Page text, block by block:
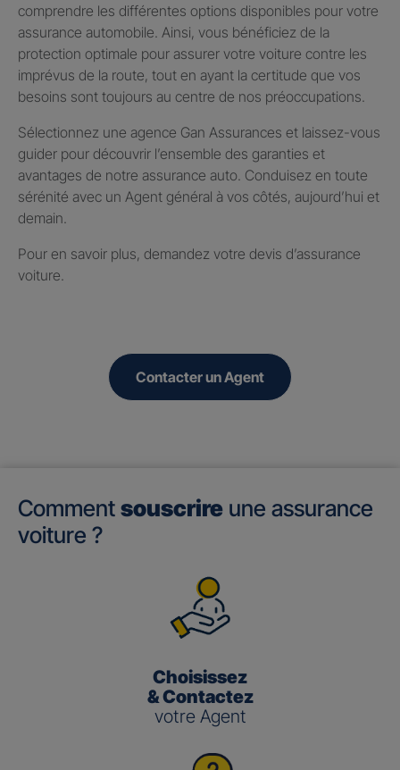
comprendre les différentes options disponibles pour votre
assurance automobile. Ainsi, vous bénéficiez de la
protection optimale pour assurer votre voiture contre les
imprévus de la route, tout en ayant la certitude que vos
besoins sont toujours au centre de nos préoccupations.
Sélectionnez une agence Gan Assurances et laissez-vous
guider pour découvrir l’ensemble des garanties et
avantages de notre assurance auto. Conduisez en toute
sérénité avec un Agent général à vos côtés, aujourd’hui et
demain.
Pour en savoir plus, demandez votre devis d’assurance
voiture.
Contacter un Agent
Comment souscrire une assurance
voiture ?
Choisissez
& Contactez
votre Agent